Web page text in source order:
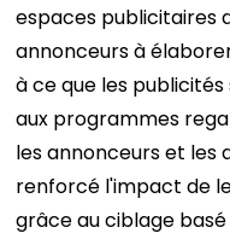
espaces publicitaires
annonceurs à
à ce que les
aux programmes
les annonceurs et les
renforcé l'impact de
grâce au ciblage